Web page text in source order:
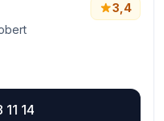
3,4
14